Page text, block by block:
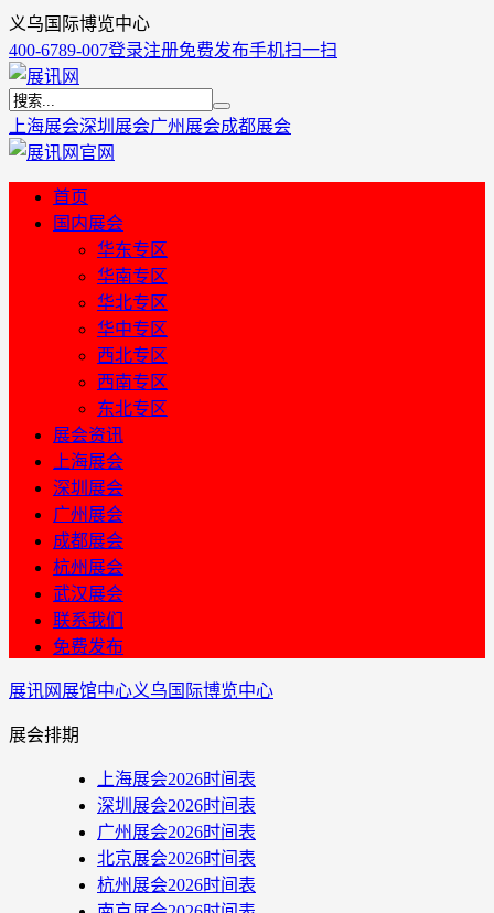
义乌国际博览中心
400-6789-007登录注册免费发布手机扫一扫
上海展会深圳展会广州展会成都展会
首页
国内展会
华东专区
华南专区
华北专区
华中专区
西北专区
西南专区
东北专区
展会资讯
上海展会
深圳展会
广州展会
成都展会
杭州展会
武汉展会
联系我们
免费发布
展讯网 展馆中心义乌国际博览中心
展会排期
上海展会2026时间表
深圳展会2026时间表
广州展会2026时间表
北京展会2026时间表
杭州展会2026时间表